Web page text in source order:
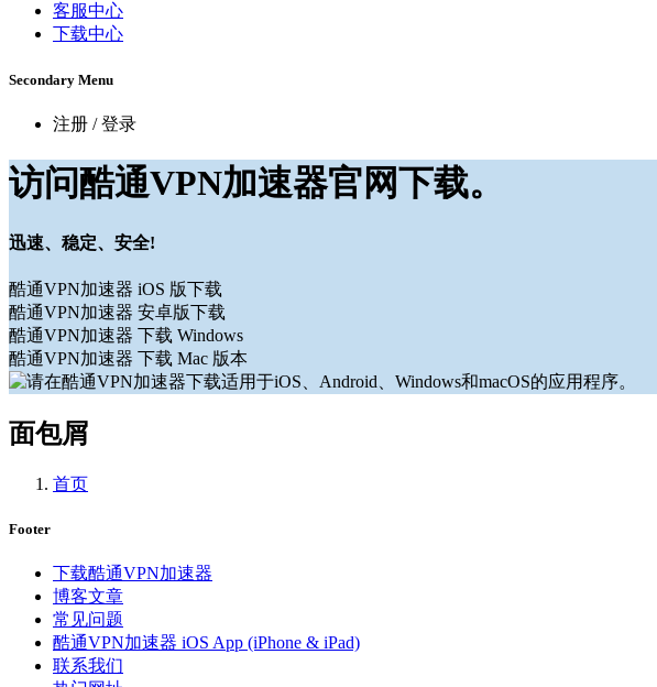
客服中心
下载中心
Secondary Menu
注册 / 登录
访问酷通VPN加速器官网下载。
迅速、稳定、安全!
酷通VPN加速器 iOS 版下载
酷通VPN加速器 安卓版下载
酷通VPN加速器 下载 Windows
酷通VPN加速器 下载 Mac 版本
面包屑
首页
Footer
下载酷通VPN加速器
博客文章
常见问题
酷通VPN加速器 iOS App (iPhone & iPad)
联系我们